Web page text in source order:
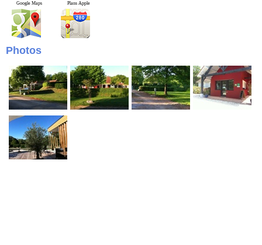
Google Maps Plans Apple
Photos